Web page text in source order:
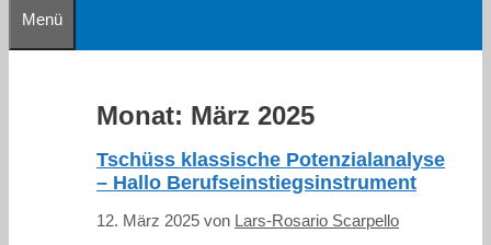
Menü
Monat: März 2025
Tschüss klassische Potenzialanalyse
– Hallo Berufseinstiegsinstrument
12. März 2025 von Lars-Rosario Scarpello